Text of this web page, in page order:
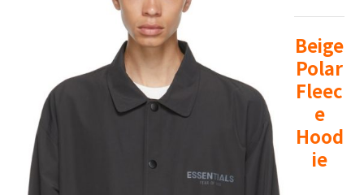
Beige
Polar
Fleec
e
Hood
ie